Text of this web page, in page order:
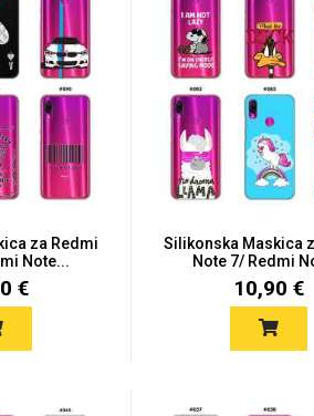
za Redmi
Note...
€
Silikonska Maskica
Note 7/ Redmi
10,90 €